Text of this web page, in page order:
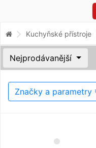
Kuchyňské přístroje
Nejprodávanější
Značky a parametry